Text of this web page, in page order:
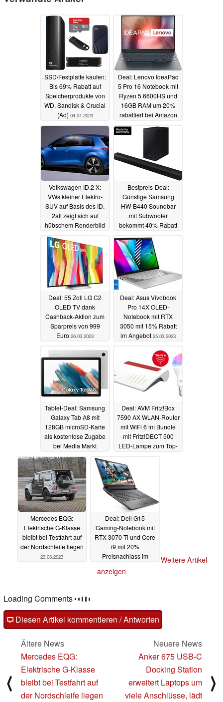
SSD/Festplatte kaufen:
Bis 69% Rabatt auf
Speicherprodukte von
WD, Sandisk & Crucial
(Ad) 04.04.2023
Deal: Lenovo IdeaPad
5 Pro 16 Notebook mit
Ryzen 5 6600HS und
16GB RAM um 20%
rabattiert bei Amazon
Volkswagen ID.2 X:
VWs kleiner Elektro-
SUV auf Basis des ID.
2all zeigt sich auf
hübschem Renderbild
Bestpreis-Deal:
Günstige Samsung
HW-B440 Soundbar
mit Subwoofer
bekommt 40% Rabatt
Deal: 55 Zoll LG C2
OLED TV dank
Cashback-Aktion zum
Sparpreis von 999
Euro 26.03.2023
Deal: Asus Vivobook
Pro 14X OLED-
Notebook mit RTX
3050 mit 15% Rabatt
im Angebot 25.03.2023
Tablet-Deal: Samsung
Galaxy Tab A8 mit
128GB microSD-Karte
als kostenlose Zugabe
bei Media Markt
24.03.2023
Deal: AVM Fritz!Box
7590 AX WLAN-Router
mit WiFi 6 im Bundle
mit Fritz!DECT 500
LED-Lampe zum Top-
Mercedes EQG:
Elektrische G-Klasse
bleibt bei Testfahrt auf
der Nordschleife liegen
23.03.2023
Deal: Dell G15
Gaming-Notebook mit
RTX 3070 Ti und Core
i9 mit 20%
Preisnachlass im
Weitere Artikel
anzeigen
Loading Comments
Diesen Artikel kommentieren / Antworten
⟨
Ältere News
Mercedes EQG:
Elektrische G-Klasse
bleibt bei Testfahrt auf
der Nordschleife liegen
Neuere News
Anker 675 USB-C
Docking Station
erweitert Laptops um
viele Anschlüsse, lädt
⟩